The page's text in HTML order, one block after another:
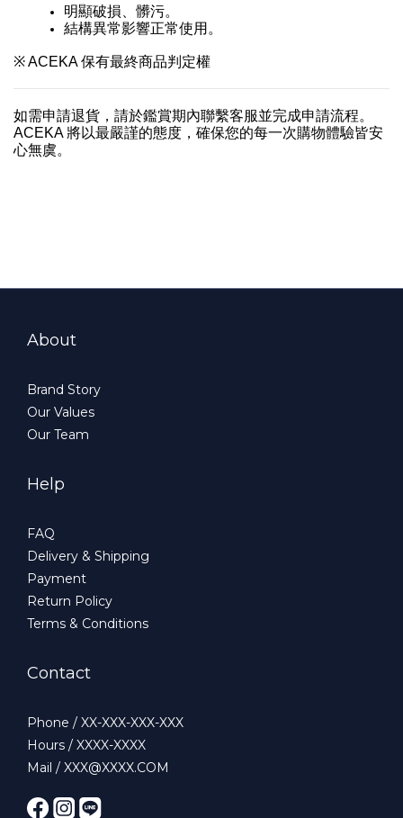
明顯破損、髒污。
結構異常影響正常使用。
※ ACEKA 保有最終商品判定權
如需申請退貨，請於鑑賞期內聯繫客服並完成申請流程。
ACEKA 將以最嚴謹的態度，確保您的每一次購物體驗皆安
心無虞。
About
Brand Story
Our Values
Our Team
Help
FAQ
Delivery & Shipping
Payment
Return Policy
Terms & Conditions
Contact
Phone / XX-XXX-XXX-XXX
Hours / XXXX-XXXX
Mail / XXX@XXXX.COM